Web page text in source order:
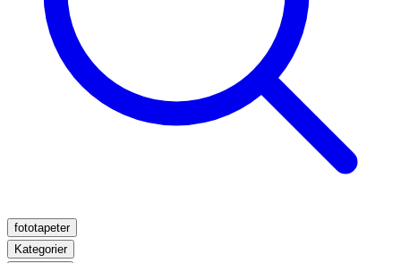
fototapeter
Kategorier